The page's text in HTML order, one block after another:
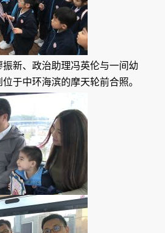
新、政治助理冯英伦与一间幼
于中环海滨的摩天轮前合照。